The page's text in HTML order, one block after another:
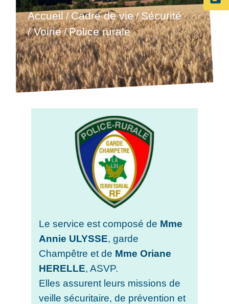
Accueil/Cadre de vie/Sécurité
/ Voirie/Police rurale
Le service est composé de Mme
Annie ULYSSE, garde
Champêtre et de Mme Oriane
HERELLE, ASVP.
Elles assurent leurs missions de
veille sécuritaire, de prévention et